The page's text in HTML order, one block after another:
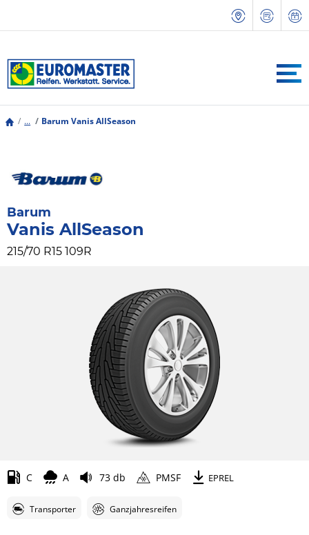
... Barum Vanis AllSeason
Barum
Vanis AllSeason
215/70 R15 109R
C A 73 db PMSF EPREL
Transporter Ganzjahresreifen